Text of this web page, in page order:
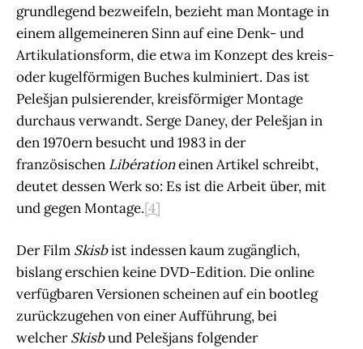
grundlegend bezweifeln, bezieht man Montage in
einem allgemeineren Sinn auf eine Denk- und
Artikulationsform, die etwa im Konzept des kreis-
oder kugelförmigen Buches kulminiert. Das ist
Pelešjan pulsierender, kreisförmiger Montage
durchaus verwandt. Serge Daney, der Pelešjan in
den 1970ern besucht und 1983 in der
französischen Libérationeinen Artikel schreibt,
deutet dessen Werk so: Es ist die Arbeit über, mit
und gegen Montage.[4]
Der Film Skisbist indessen kaum zugänglich,
bislang erschien keine DVD-Edition. Die online
verfügbaren Versionen scheinen auf ein bootleg
zurückzugehen von einer Aufführung, bei
welcherSkisbund Pelešjans folgender